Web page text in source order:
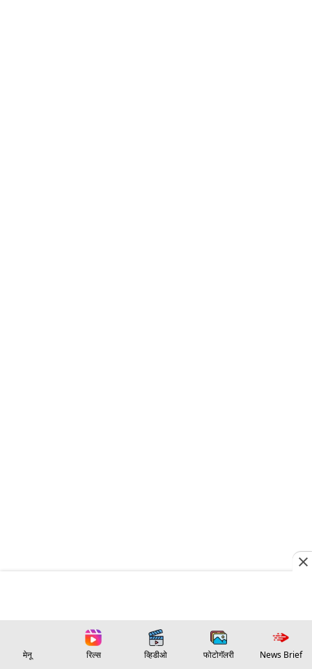
मेनू रिल्स व्हिडीओ फोटोगॅलरी News Brief